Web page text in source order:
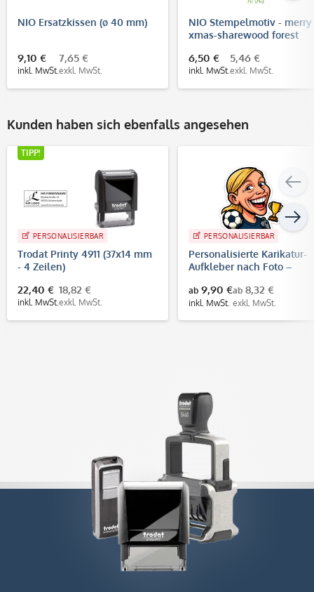
NIO Ersatzkissen (ø 40 mm)
9,10 €
inkl. MwSt.
7,65 €
exkl. MwSt.
NIO Stempelmotiv - merry
xmas-sharewood forest
6,50 €
inkl. MwSt.
5,46 €
exkl. MwSt.
Kunden haben sich ebenfalls angesehen
TIPP!
PERSONALISIERBAR
Trodat Printy 4911 (37x14 mm
- 4 Zeilen)
22,40 €
inkl. MwSt.
18,82 €
exkl. MwSt.
PERSONALISIERBAR
Personalisierte Karikatur-
Aufkleber nach Foto –
Fußball Design
ab 9,90 €
inkl. MwSt.
ab 8,32 €
exkl. MwSt.